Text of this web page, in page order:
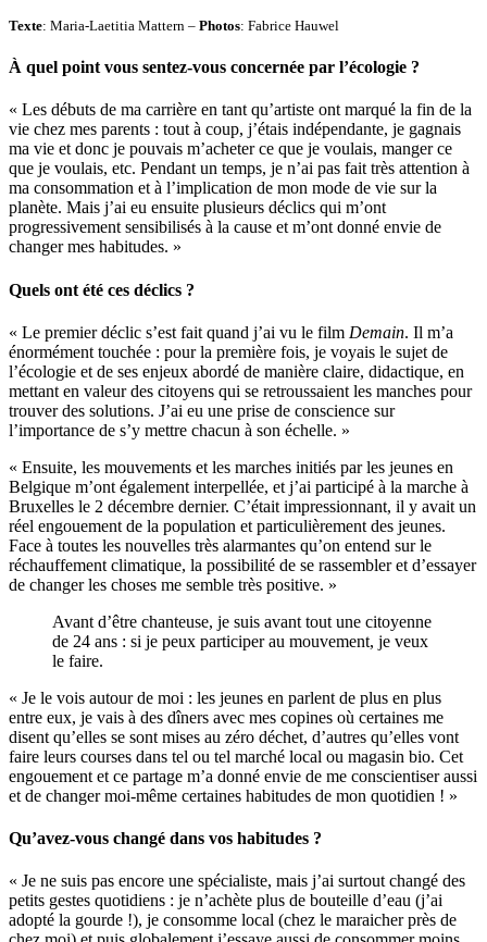
Texte: Maria-Laetitia Mattern – Photos: Fabrice Hauwel
À quel point vous sentez-vous concernée par l’écologie ?
« Les débuts de ma carrière en tant qu’artiste ont marqué la fin de la
vie chez mes parents : tout à coup, j’étais indépendante, je gagnais
ma vie et donc je pouvais m’acheter ce que je voulais, manger ce
que je voulais, etc. Pendant un temps, je n’ai pas fait très attention à
ma consommation et à l’implication de mon mode de vie sur la
planète. Mais j’ai eu ensuite plusieurs déclics qui m’ont
progressivement sensibilisés à la cause et m’ont donné envie de
changer mes habitudes. »
Quels ont été ces déclics ?
« Le premier déclic s’est fait quand j’ai vu le film Demain. Il m’a
énormément touchée : pour la première fois, je voyais le sujet de
l’écologie et de ses enjeux abordé de manière claire, didactique, en
mettant en valeur des citoyens qui se retroussaient les manches pour
trouver des solutions. J’ai eu une prise de conscience sur
l’importance de s’y mettre chacun à son échelle. »
« Ensuite, les mouvements et les marches initiés par les jeunes en
Belgique m’ont également interpellée, et j’ai participé à la marche à
Bruxelles le 2 décembre dernier. C’était impressionnant, il y avait un
réel engouement de la population et particulièrement des jeunes.
Face à toutes les nouvelles très alarmantes qu’on entend sur le
réchauffement climatique, la possibilité de se rassembler et d’essayer
de changer les choses me semble très positive. »
Avant d’être chanteuse, je suis avant tout une citoyenne
de 24 ans : si je peux participer au mouvement, je veux
le faire.
« Je le vois autour de moi : les jeunes en parlent de plus en plus
entre eux, je vais à des dîners avec mes copines où certaines me
disent qu’elles se sont mises au zéro déchet, d’autres qu’elles vont
faire leurs courses dans tel ou tel marché local ou magasin bio. Cet
engouement et ce partage m’a donné envie de me conscientiser aussi
et de changer moi-même certaines habitudes de mon quotidien ! »
Qu’avez-vous changé dans vos habitudes ?
« Je ne suis pas encore une spécialiste, mais j’ai surtout changé des
petits gestes quotidiens : je n’achète plus de bouteille d’eau (j’ai
adopté la gourde !), je consomme local (chez le maraicher près de